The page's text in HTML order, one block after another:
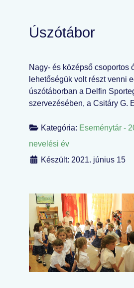
Úszótábor
Nagy- és középső csoportos
lehetőségük volt részt venni
úszótáborban a Delfin
szervezésében, a Csitáry G.
Kategória: Eseménytár -
nevelési év
Készült: 2021. június 15